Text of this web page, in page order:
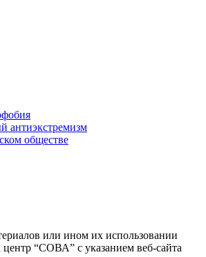
антиэкстремизм
обществе
или ином их использовании
центр “СОВА” с указанием веб-сайта